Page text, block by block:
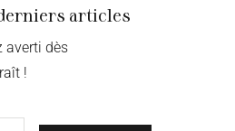
articles
averti dès
!